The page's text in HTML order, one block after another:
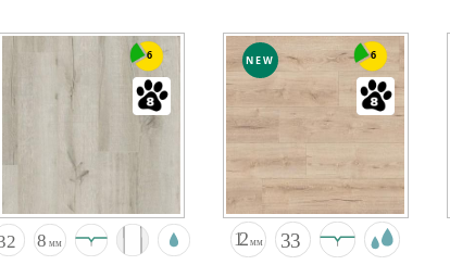
6 NEW 6